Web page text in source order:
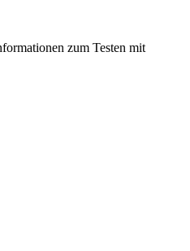
zum Testen mit